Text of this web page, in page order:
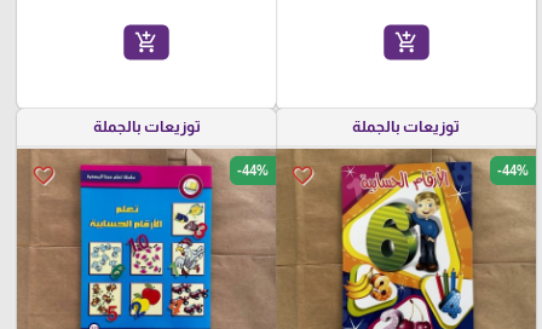
add_shopping_cart
add_shopping_cart
توزيعات بالجملة
favorite_border -44%
توزيعات بالجملة
favorite_border -44%